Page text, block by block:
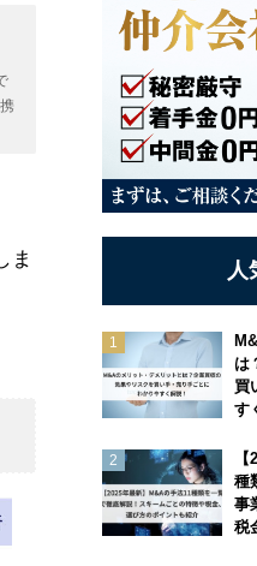
ま
人
は
買
す
種
事
税